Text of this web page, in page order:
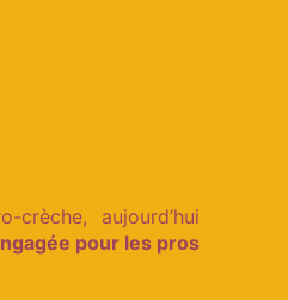
crèche, aujourd’hui
pour les pros